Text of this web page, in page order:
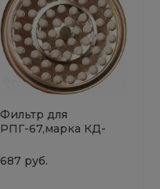
Фильтр для
РПГ-67,марка КД-
11142
687 руб.